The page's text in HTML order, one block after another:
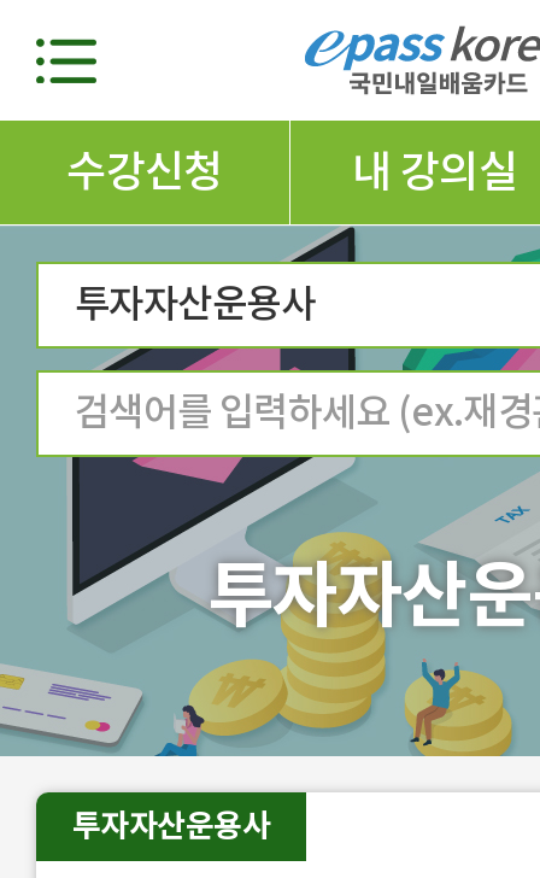
수강신청 내 강의실
투자자산운용사
투자자산
투자자산운용사